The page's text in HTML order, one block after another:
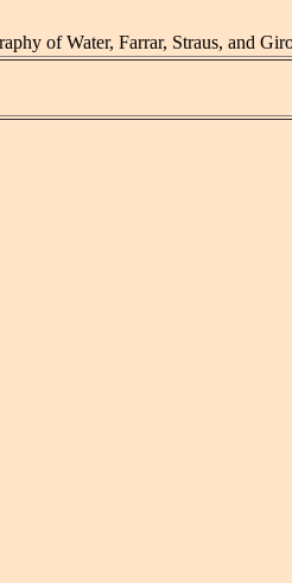
of Water, Farrar, Straus, and